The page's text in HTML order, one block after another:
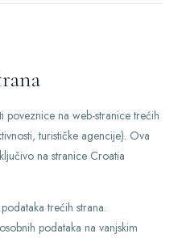
poveznice na web-stranice trećih
turističke agencije). Ova
na stranice Croatia
trećih strana.
podataka na vanjskim